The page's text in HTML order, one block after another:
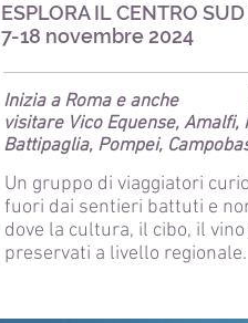
ESPLORA IL CENTRO
7-18 novembre 2024
Inizia a Roma e anche
visitare Vico Equense, Amalfi,
Battipaglia, Pompei,
Un gruppo di viaggiatori
fuori dai sentieri battuti e
dove la cultura, il cibo, il
preservati a livello regionale.